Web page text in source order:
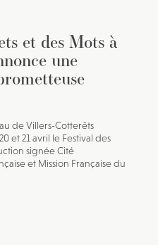
et des Mots à
une
de Villers-Cotterêts
et 21 avril le Festival des
signée Cité
et Mission Française du